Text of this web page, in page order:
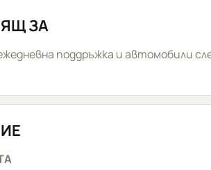
ЗА
поддръжка и автомобили